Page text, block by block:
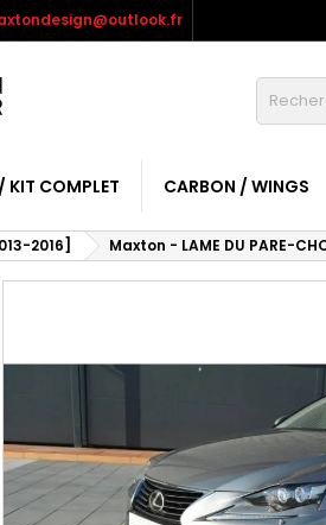
KIT COMPLET CARBON / WINGS
2016] Maxton - LAME DU PARE-